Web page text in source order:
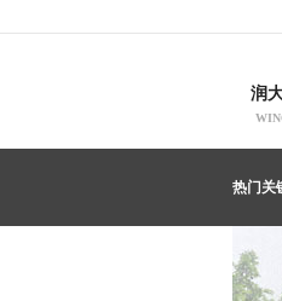
润
热门关